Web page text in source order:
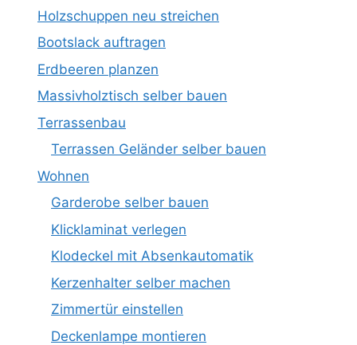
Holzschuppen neu streichen
Bootslack auftragen
Erdbeeren planzen
Massivholztisch selber bauen
Terrassenbau
Terrassen Geländer selber bauen
Wohnen
Garderobe selber bauen
Klicklaminat verlegen
Klodeckel mit Absenkautomatik
Kerzenhalter selber machen
Zimmertür einstellen
Deckenlampe montieren